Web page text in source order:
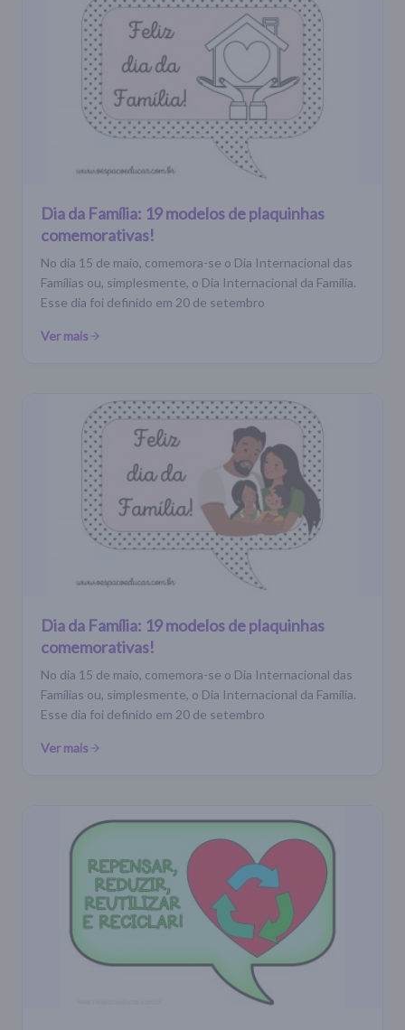
Dia da Família: 19 modelos de plaquinhas
comemorativas!
No dia 15 de maio, comemora-se o Dia Internacional das
Famílias ou, simplesmente, o Dia Internacional da Família.
Esse dia foi definido em 20 de setembro
Ver mais
Dia da Família: 19 modelos de plaquinhas
comemorativas!
No dia 15 de maio, comemora-se o Dia Internacional das
Famílias ou, simplesmente, o Dia Internacional da Família.
Esse dia foi definido em 20 de setembro
Ver mais